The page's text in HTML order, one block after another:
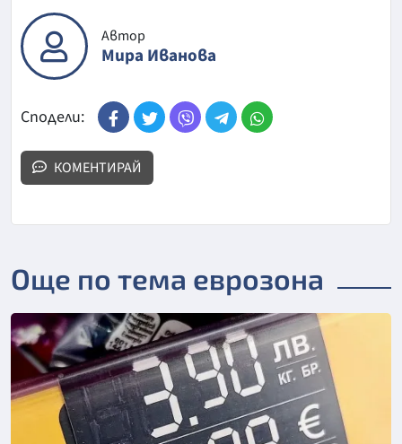
Автор
Мира Иванова
Сподели:
КОМЕНТИРАЙ
Още по тема еврозона